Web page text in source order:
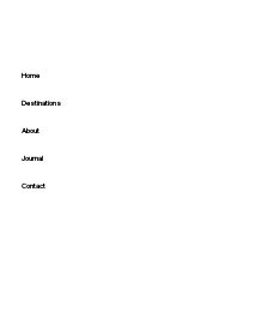
Home
Destinations
About
Journal
Contact